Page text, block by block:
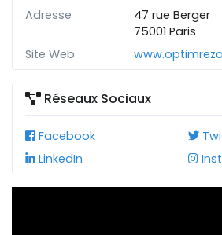
Adresse
47 rue Berger
75001 Paris
Site Web
Réseaux Sociaux
Facebook
LinkedIn